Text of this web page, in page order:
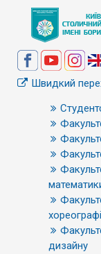
Швидкий
дизайну